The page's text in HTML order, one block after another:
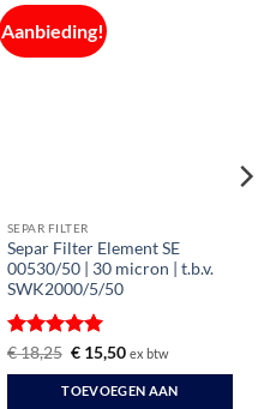
Aanbieding!
SEPAR FILTER
Separ Filter Element SE
00530/50 | 30 micron | t.b.v.
SWK2000/5/50
Gewaardeerd
5uit 5
€18,25 Oorspronkelijke
was:
€ 18,25.
€15,50Huidige
is:
€ 15,50.
ex btw
TOEVOEGEN AAN